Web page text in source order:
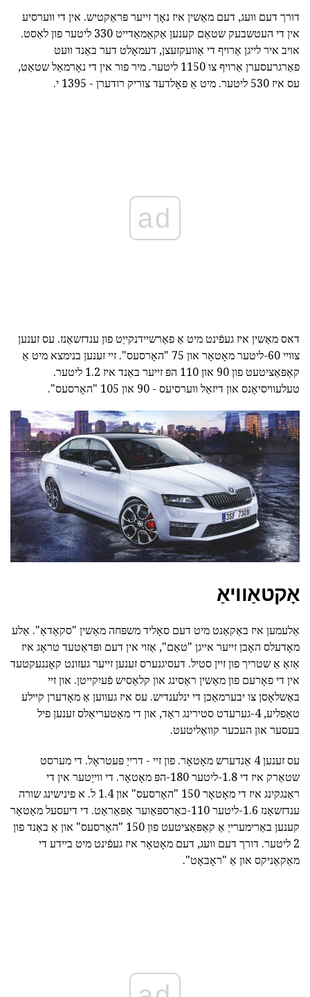
דורך דעם וועג, דעם מאַשין איז נאָך זייער פּראַקטיש. אין די ווערסיע
אין די העטשבעק שטאַם קענען אַקאַמאַדייט 330 ליטער פון לאַסט.
אויב איר לייגן אַרויף די אַוועקזעצן, דעמאָלט דער באַנד וועט
פאַרגרעסערן אַרויף צו 1150 ליטער. מיר פור אין די נאָרמאַל שטאַט,
עס איז 530 ליטער. מיט אַ פאָלדעד צוריק רודערן - 1395 י.
ad
דאס מאַשין איז געפֿינט מיט אַ פאַרשיידנקייַט פון ענדזשאַנז. עס זענען
צוויי 60-ליטער מאָטאָר און 75 "האָרסעס". זיי זענען בנימצא מיט אַ
קאַפּאַציטעט פון 90 און 110 הפּ זייער באַנד איז 1.2 ליטער.
טעלעוויסיאָנס און דיזאַל ווערסיעס - 90 און 105 "האָרסעס".
אָקטאַוויאַ
אַלעמען איז באַקאַנט מיט דעם סאָליד משפּחה מאַשין "סקאָדאַ". אַלע
מאָדעלס האָבן זייער אייגן "טאַם", אַזוי אין דעם ופּדאַטעד טראָג איז
אַזאַ אַ שטריך פון זיין סטיל. דעסיגנערס זענען זייער געזונט קאָננעקטעד
אין די פאָרעם פון מאַשין ראַסינג און קלאַסיש פֿעיִקייטן. און זיי
באַשלאָסן צו יבערמאַכן די ינלענדיש. עס איז געווען אַ מאָדערן קיילע
טאַפליע, 4-גערעדט סטירינג ראָד, און די מאַטעריאַלס זענען פיל
בעסער און העכער קוואַליטעט.
עס זענען 4 אַנדערש מאָטאָר. פון זיי - דרייַ פּעטראָל. די מערסט
שטאַרק איז די 1.8-ליטער 180-הפּ מאָטאָר. די ווייַטער אין די
ראַנגקינג איז די מאָטאָר 150 "האָרסעס" און 1.4 ל. א פינישינג שורה
ענדזשאַנז 1.6-ליטער 110-כאָרספּאַוער אַפּאַראַט. די דיעסעל מאָטאָר
קענען באַרימערייַ אַ קאַפּאַציטעט פון 150 "האָרסעס" און אַ באַנד פון
2 ליטער. דורך דעם וועג, דעם מאָטאָר איז געפֿינט מיט ביידע די
מאַקאַניקס און אַ "ראָבאָט".